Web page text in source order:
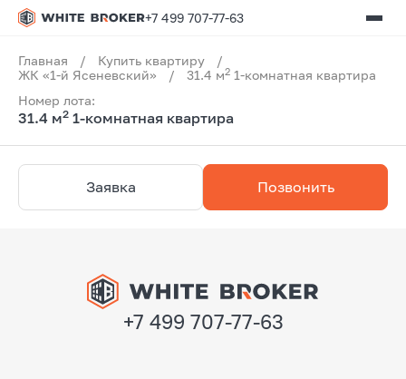
+7 499 707-77-63
Главная / Купить квартиру
/
ЖК «1-й Ясеневский»
/ 31.4 м2 1-комнатная квартира
Номер лота:
31.4 м2 1-комнатная квартира
Заявка Позвонить
+7 499 707-77-63